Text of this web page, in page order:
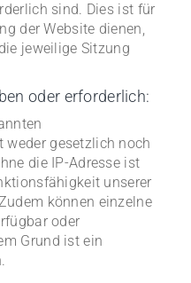
sind. Dies ist für
der Website dienen,
jeweilige Sitzung
oder erforderlich:
weder gesetzlich noch
die IP-Adresse ist
unserer
können einzelne
oder
Grund ist ein